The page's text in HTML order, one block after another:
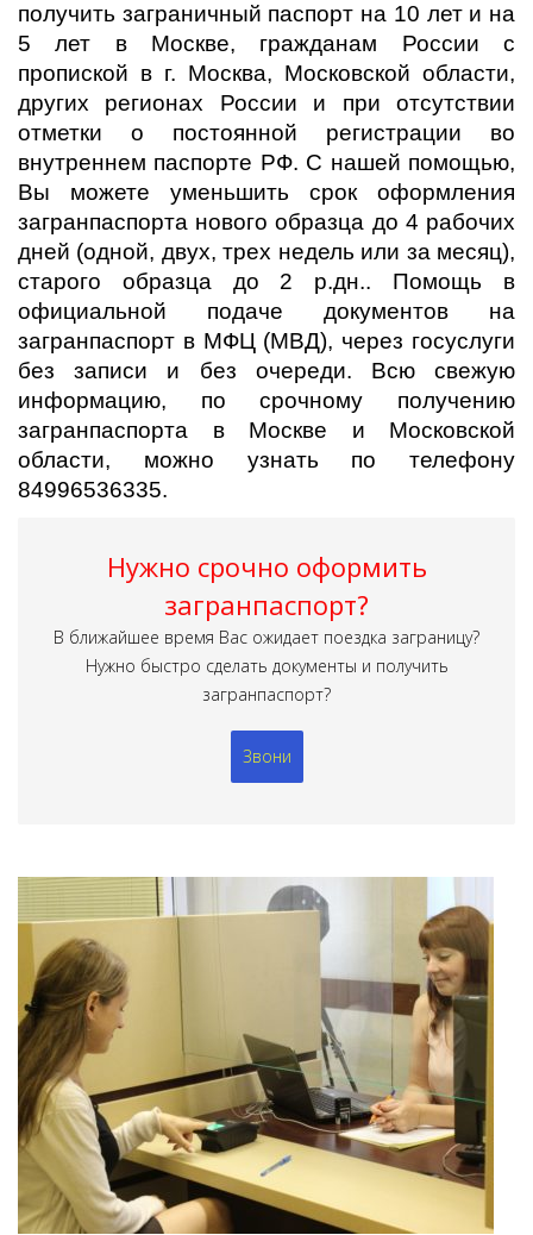
получить заграничный паспорт на 10 лет и на
5 лет в Москве, гражданам России с
пропиской в г. Москва, Московской области,
других регионах России и при отсутствии
отметки о постоянной регистрации во
внутреннем паспорте РФ. С нашей помощью,
Вы можете уменьшить срок оформления
загранпаспорта нового образца до 4 рабочих
дней (одной, двух, трех недель или за месяц),
старого образца до 2 р.дн.. Помощь в
официальной подаче документов на
загранпаспорт в МФЦ (МВД), через госуслуги
без записи и без очереди. Всю свежую
информацию, по срочному получению
загранпаспорта в Москве и Московской
области, можно узнать по телефону
84996536335.
Нужно срочно оформить
загранпаспорт?
В ближайшее время Вас ожидает поездка заграницу?
Нужно быстро сделать документы и получить
загранпаспорт?
Звони